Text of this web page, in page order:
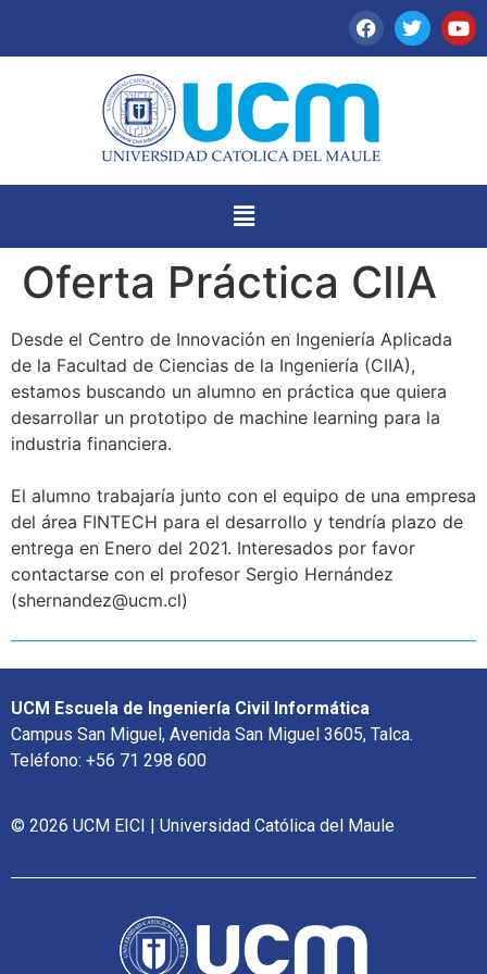
Oferta Práctica CIIA
Desde el Centro de Innovación en Ingeniería Aplicada
de la Facultad de Ciencias de la Ingeniería (CIIA),
estamos buscando un alumno en práctica que quiera
desarrollar un prototipo de machine learning para la
industria financiera.
El alumno trabajaría junto con el equipo de una empresa
del área FINTECH para el desarrollo y tendría plazo de
entrega en Enero del 2021. Interesados por favor
contactarse con el profesor Sergio Hernández
(shernandez@ucm.cl)
UCM Escuela de Ingeniería Civil Informática
Campus San Miguel, Avenida San Miguel 3605, Talca.
Teléfono: +56 71 298 600
© 2026 UCM EICI | Universidad Católica del Maule